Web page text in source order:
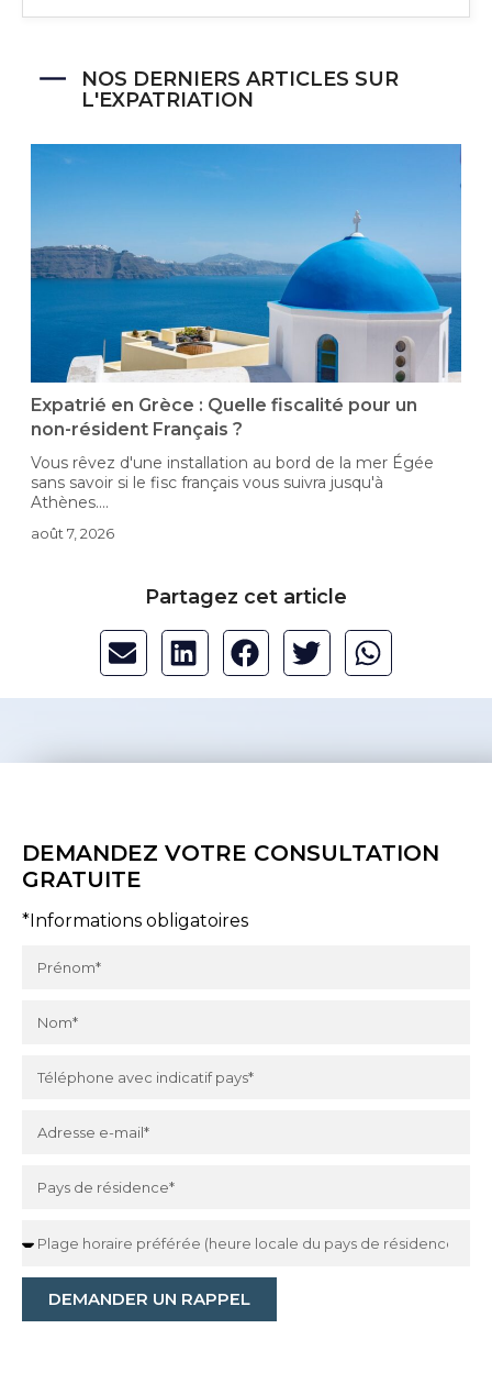
NOS DERNIERS ARTICLES SUR
L'EXPATRIATION
Expatrié en Grèce : Quelle fiscalité pour un
non-résident Français ?
Vous rêvez d'une installation au bord de la mer Égée
sans savoir si le fisc français vous suivra jusqu'à
Athènes....
août 7, 2026
Partagez cet article
DEMANDEZ VOTRE CONSULTATION
GRATUITE
*Informations obligatoires
DEMANDER UN RAPPEL